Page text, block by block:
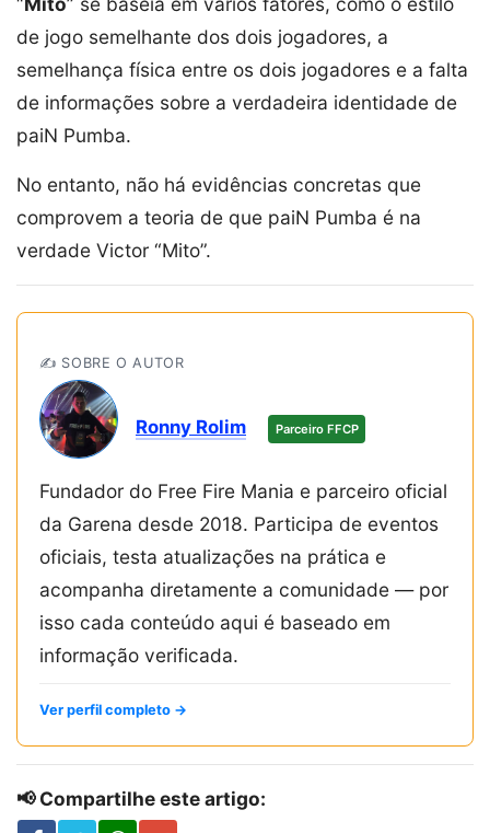
de jogo semelhante dos dois jogadores, a
semelhança física entre os dois jogadores e a falta
de informações sobre a verdadeira identidade de
paiN Pumba.
No entanto, não há evidências concretas que
comprovem a teoria de que paiN Pumba é na
verdade Victor “Mito”.
✍️ SOBRE O AUTOR
Ronny Rolim Parceiro FFCP
Fundador do Free Fire Mania e parceiro oficial
da Garena desde 2018. Participa de eventos
oficiais, testa atualizações na prática e
acompanha diretamente a comunidade — por
isso cada conteúdo aqui é baseado em
informação verificada.
Ver perfil completo →
📢 Compartilhe este artigo: